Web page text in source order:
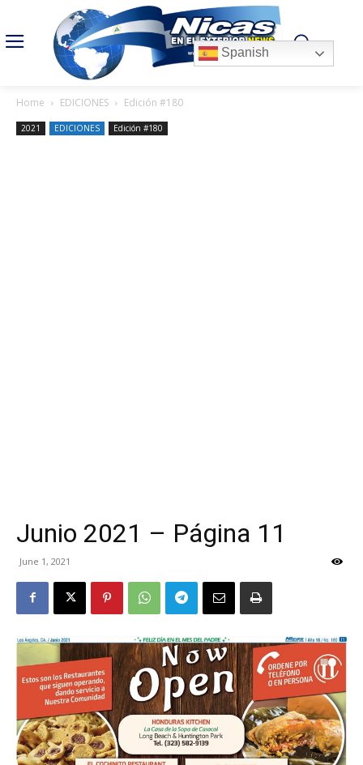
Home EDICIONES Edición #180
2021 EDICIONES Edición #180
Junio 2021 – Página 11
June 1, 2021
Spanish